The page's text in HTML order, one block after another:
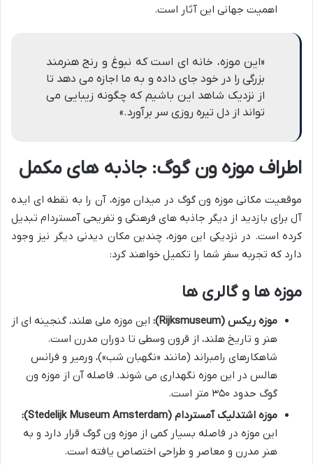
اهمیت جهانی این آثار است.
«این موزه، خانه ای است که نبوغ و رنج هنرمند
بزرگی را در خود جای داده و به ما اجازه می دهد تا
از نزدیک شاهد این باشیم که چگونه زیبایی می
تواند از دل تیره روزی سر برآورد.»
اطراف موزه ون گوگ: جاذبه های مکمل
موقعیت مکانی موزه ون گوگ در میدان موزه، آن را به نقطه ای ایده
آل برای بازدید از دیگر جاذبه های فرهنگی و تفریحی آمستردام تبدیل
کرده است. در نزدیکی این موزه، چندین مکان دیدنی دیگر نیز وجود
دارد که تجربه سفر شما را تکمیل خواهند کرد:
موزه ها و گالری ها
موزه ریکس (Rijksmuseum):
این موزه ملی هلند، گنجینه ای از
هنر و تاریخ هلند، از قرون وسطی تا دوران مدرن است.
شاهکارهای رامبراند (مانند «نگهبان شب»)، ورمیر و فرانس
هالس در این موزه نگهداری می شوند. فاصله آن از موزه ون
گوگ حدود ۳۵۰ متر است.
موزه اشتدلیک آمستردام (Stedelijk Museum Amsterdam):
این موزه در فاصله بسیار کمی از موزه ون گوگ قرار دارد و به
هنر مدرن و معاصر و طراحی اختصاص یافته است.